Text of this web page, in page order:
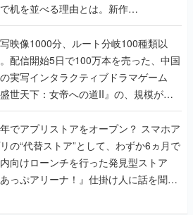
机を並べる理由とは。新作
EXTREME』で初タッグを組
レジェンド2人に訊く開発秘話
映像1000分、ルート分岐100種類以
。配信開始5日で100万本を売った、中国
実写インタラクティブドラマゲーム
盛世天下：女帝への道II』の、規模が違
だわりをプロデューサーに聞いた
でアプリストアをオープン？ スマホア
の“代替ストア”として、わずか6ヵ月で
向けローンチを行った発見型ストア
あっぷアリーナ！』仕掛け人に話を聞い